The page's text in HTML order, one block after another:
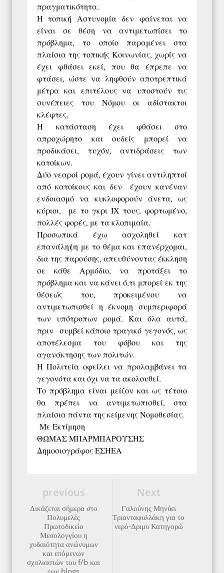
πραγματικότητα.
Η τοπική Αστυνομία δεν φαίνεται να
είναι σε θέση να αντιμετωπίσει το
πρόβλημα, το οποίο παραμένει στα
πλαίσια της τοπικής Κοινωνίας, χωρίς να
έχει φθάσει εκεί, που θα έπρεπε να
φτάσει, ώστε να ληφθούν αποτρεπτικά
μέτρα και επιτέλους να υποστούν τις
συνέπειες του Νόμου οι αδίστακτοι
κλέφτες.
Η κατάσταση έχει φθάσει στο
απροχώρητο και ουδείς μπορεί να
προδικάσει, τυχόν, αντιδράσεις των
κατοίκων.
Δύο νεαροί ρομά, έχουν γίνει αντιληπτοί
από κατοίκους και δεν έχουν κανέναν
ενδοιασμό να κυκλοφορούν άνετα, ως
κύριοι, με το γκρι ΙΧ τους, φορτωμένο,
πολλές φορές, με τα κλοπιμαία.
Προσωπικά έχω ασχοληθεί κατ
επανάληψη με το θέμα και επανέρχομαι,
δια της παρούσης, απευθύνοντας έκκληση
σε κάθε Αρμόδιο, να προτάξει το
πρόβλημα και να κάνει ό,τι μπορεί εκ της
θέσεώς του, προκειμένου να
αντιμετωπισθεί η έκνομη συμπεριφορά
των υπότροπων ρομά. Και όλα αυτά,
πριν συμβεί κάποιο τραγικό γεγονός, ως
αποτέλεσμα του φόβου και της
αγανάκτησης των πολιτών.
Η Πολιτεία οφείλει να προλαμβάνει τα
γεγονότα και όχι να τα ακολουθεί.
Το πρόβλημα είναι μείζον και ως τέτοιο
θα πρέπει να αντιμετωπισθεί, στα
πλαίσια πάντα της κείμενης Νομοθεσίας.
Με Εκτίμηση
ΘΩΜΑΣ ΜΠΑΡΜΠΑΡΟΥΣΗΣ
Δημοσιογράφος ΕΣΗΕΑ
Next
Γαλούνης Μηνύει
Τριανταφυλλάκη για το
νερό-Δριμυ Κατηγορώ
previous
Δικάζεται σήμερα στο
Πολυμελές
Πρωτοδικείο
Μεσολογγίου η
χυδαιότητα ανώνυμων
και επόμενων
σχολιαστών του f/b και
των blogs